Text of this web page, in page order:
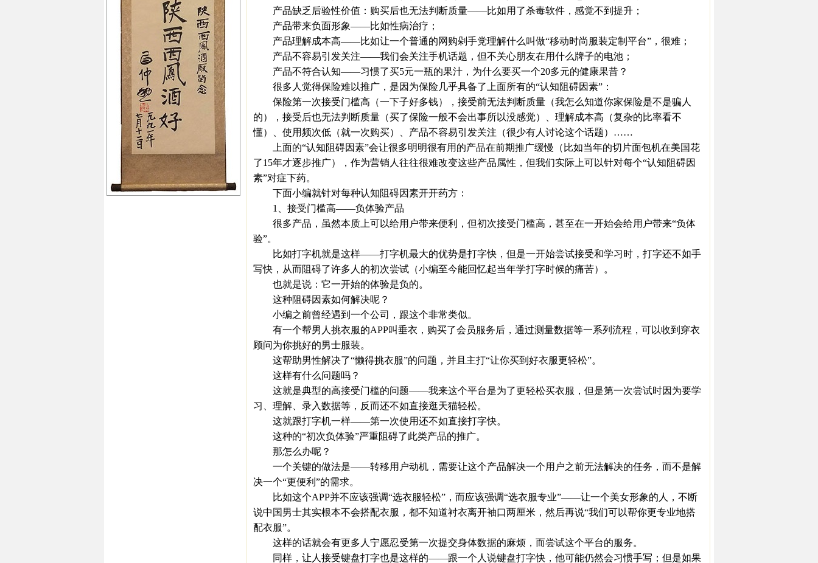
产品缺乏后验性价值：购买后也无法判断质量——比如用了杀毒软件，感觉不到提升；
产品带来负面形象——比如性病治疗；
产品理解成本高——比如让一个普通的网购剁手党理解什么叫做“移动时尚服装定制平台”，很难；
产品不容易引发关注——我们会关注手机话题，但不关心朋友在用什么牌子的电池；
产品不符合认知——习惯了买5元一瓶的果汁，为什么要买一个20多元的健康果昔？
很多人觉得保险难以推广，是因为保险几乎具备了上面所有的“认知阻碍因素”：
保险第一次接受门槛高（一下子好多钱），接受前无法判断质量（我怎么知道你家保险是不是骗人
的），接受后也无法判断质量（买了保险一般不会出事所以没感觉）、理解成本高（复杂的比率看不
懂）、使用频次低（就一次购买）、产品不容易引发关注（很少有人讨论这个话题）……
上面的“认知阻碍因素”会让很多明明很有用的产品在前期推广缓慢（比如当年的切片面包机在美国花
了15年才逐步推广），作为营销人往往很难改变这些产品属性，但我们实际上可以针对每个“认知阻碍因
素”对症下药。
下面小编就针对每种认知阻碍因素开开药方：
1、接受门槛高——负体验产品
很多产品，虽然本质上可以给用户带来便利，但初次接受门槛高，甚至在一开始会给用户带来“负体
验”。
比如打字机就是这样——打字机最大的优势是打字快，但是一开始尝试接受和学习时，打字还不如手
写快，从而阻碍了许多人的初次尝试（小编至今能回忆起当年学打字时候的痛苦）。
也就是说：它一开始的体验是负的。
这种阻碍因素如何解决呢？
小编之前曾经遇到一个公司，跟这个非常类似。
有一个帮男人挑衣服的APP叫垂衣，购买了会员服务后，通过测量数据等一系列流程，可以收到穿衣
顾问为你挑好的男士服装。
这帮助男性解决了“懒得挑衣服”的问题，并且主打“让你买到好衣服更轻松”。
这样有什么问题吗？
这就是典型的高接受门槛的问题——我来这个平台是为了更轻松买衣服，但是第一次尝试时因为要学
习、理解、录入数据等，反而还不如直接逛天猫轻松。
这就跟打字机一样——第一次使用还不如直接打字快。
这种的“初次负体验”严重阻碍了此类产品的推广。
那怎么办呢？
一个关键的做法是——转移用户动机，需要让这个产品解决一个用户之前无法解决的任务，而不是解
决一个“更便利”的需求。
比如这个APP并不应该强调“选衣服轻松”，而应该强调“选衣服专业”——让一个美女形象的人，不断
说中国男士其实根本不会搭配衣服，都不知道衬衣离开袖口两厘米，然后再说“我们可以帮你更专业地搭
配衣服”。
这样的话就会有更多人宁愿忍受第一次提交身体数据的麻烦，而尝试这个平台的服务。
同样，让人接受键盘打字也是这样的——跟一个人说键盘打字快，他可能仍然会习惯手写；但是如果